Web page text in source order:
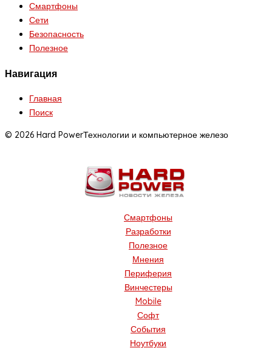
Смартфоны
Сети
Безопасность
Полезное
Навигация
Главная
Поиск
© 2026 Hard PowerТехнологии и компьютерное железо
Смартфоны
Разработки
Полезное
Мнения
Периферия
Винчестеры
Mobile
Софт
События
Ноутбуки